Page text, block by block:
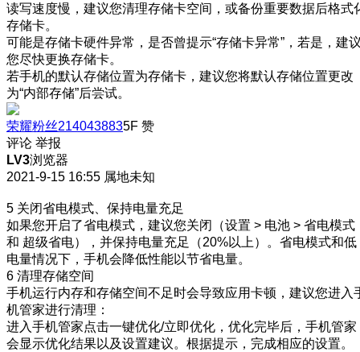
读写速度慢，建议您清理存储卡空间，或备份重要数据后格式
存储卡。
可能是存储卡硬件异常，是否曾提示“存储卡异常”，若是，建
您尽快更换存储卡。
若手机的默认存储位置为存储卡，建议您将默认存储位置更改
为“内部存储”后尝试。
荣耀粉丝2140438835F 赞
评论 举报
LV3浏览器
2021-9-15 16:55 属地未知
5 关闭省电模式、保持电量充足
如果您开启了省电模式，建议您关闭（设置 > 电池 > 省电模式
和 超级省电），并保持电量充足（20%以上）。省电模式和低
电量情况下，手机会降低性能以节省电量。
6 清理存储空间
手机运行内存和存储空间不足时会导致应用卡顿，建议您进入
机管家进行清理：
进入手机管家点击一键优化/立即优化，优化完毕后，手机管家
会显示优化结果以及设置建议。根据提示，完成相应的设置。